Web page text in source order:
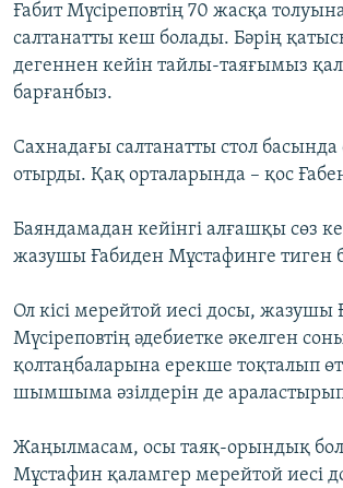
Ғабит Мүсіреповтің 70 жасқа
салтанатты кеш болады. Бәрің
дегеннен кейін тайлы-таяғымыз
барғанбыз.
Сахнадағы салтанатты стол
отырды. Қақ орталарында – қос
Баяндамадан кейінгі алғашқы сөз
жазушы Ғабиден Мұстафинге тиген
Ол кісі мерейтой иесі досы, жазушы
Мүсіреповтің әдебиетке әкелген
қолтаңбаларына ерекше тоқталып
шымшыма әзілдерін де
Жаңылмасам, осы таяқ-орындық
Мұстафин қаламгер мерейтой иесі